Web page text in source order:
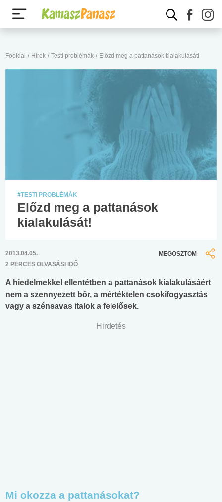
Főoldal / Hírek / Testi problémák / Előzd meg a pattanások kialakulását!
#TESTI PROBLÉMÁK
Előzd meg a pattanások
kialakulását!
2013.04.05.
2 PERCES OLVASÁSI IDŐ
MEGOSZTOM
A hiedelmekkel ellentétben a pattanások kialakulásáért
nem a szennyezett bőr, a mértéktelen csokifogyasztás
vagy a szénsavas italok a felelősek.
Hirdetés
Mi okozza a pattanásokat?